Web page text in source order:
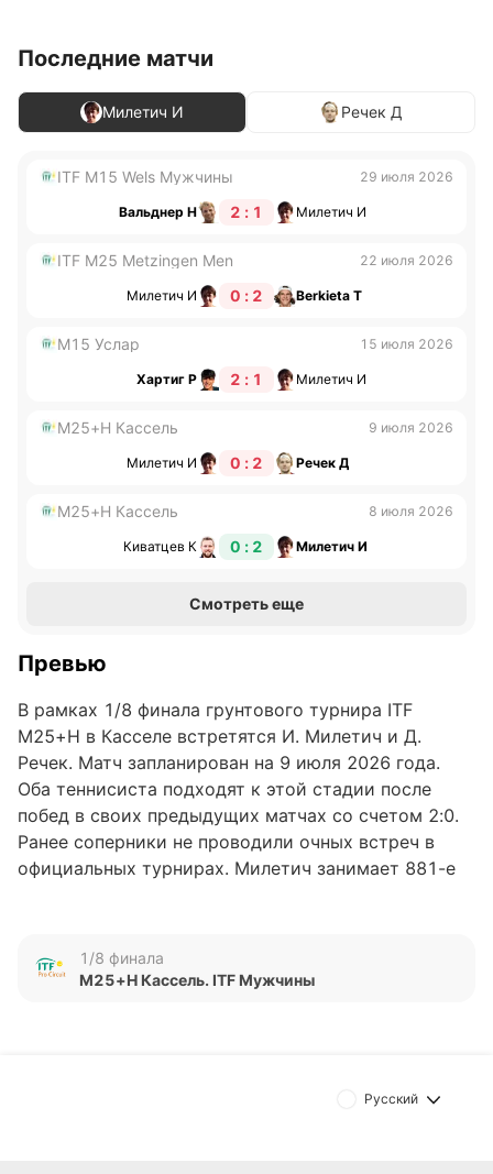
Последние матчи
Милетич И Речек Д
ITF M15 Wels Мужчины 29 июля 2026
Вальднер Н 2 : 1 Милетич И
ITF M25 Metzingen Men 22 июля 2026
Милетич И 0 : 2 Berkieta Т
M15 Услар 15 июля 2026
Хартиг Р 2 : 1 Милетич И
M25+H Кассель 9 июля 2026
Милетич И 0 : 2 Речек Д
M25+H Кассель 8 июля 2026
Киватцев К 0 : 2 Милетич И
Смотреть еще
Превью
В рамках 1/8 финала грунтового турнира ITF
M25+H в Касселе встретятся И. Милетич и Д.
Речек. Матч запланирован на 9 июля 2026 года.
Оба теннисиста подходят к этой стадии после
побед в своих предыдущих матчах со счетом 2:0.
Ранее соперники не проводили очных встреч в
официальных турнирах. Милетич занимает 881-е
Обновлено:1/8 финала
M25+H Кассель. ITF Мужчины
Русский